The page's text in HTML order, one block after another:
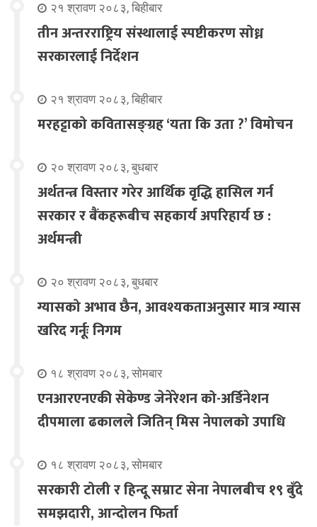
२१ श्रावण २०८३, बिहीबार
तीन अन्तरराष्ट्रिय संस्थालाई स्पष्टीकरण सोध्न
सरकारलाई निर्देशन
२१ श्रावण २०८३, बिहीबार
मरहट्टाको कवितासङ्ग्रह ‘यता कि उता ?’ विमोचन
२० श्रावण २०८३, बुधबार
अर्थतन्त्र विस्तार गरेर आर्थिक वृद्धि हासिल गर्न
सरकार र बैंकहरूबीच सहकार्य अपरिहार्य छ :
अर्थमन्त्री
२० श्रावण २०८३, बुधबार
ग्यासको अभाव छैन, आवश्यकताअनुसार मात्र ग्यास
खरिद गर्नूः निगम
१८ श्रावण २०८३, सोमबार
एनआरएनएकी सेकेण्ड जेनेरेशन को-अर्डिनेशन
दीपमाला ढकालले जितिन् मिस नेपालको उपाधि
१८ श्रावण २०८३, सोमबार
सरकारी टोली र हिन्दू सम्राट सेना नेपालबीच १९ बुँदे
समझदारी, आन्दोलन फिर्ता